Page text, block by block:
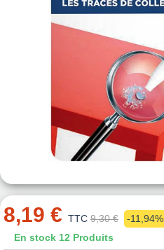
8,19 € TTC 9,30 €
-11,94%
En stock 12 Produits